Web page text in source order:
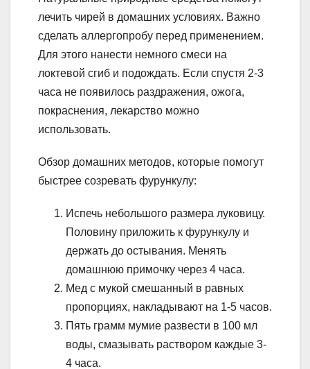
лечить чирей в домашних условиях. Важно
сделать аллергопробу перед применением.
Для этого нанести немного смеси на
локтевой сгиб и подождать. Если спустя 2-3
часа не появилось раздражения, ожога,
покраснения, лекарство можно
использовать.
Обзор домашних методов, которые помогут
быстрее созревать фурункулу:
Испечь небольшого размера луковицу.
Половину приложить к фурункулу и
держать до остывания. Менять
домашнюю примочку через 4 часа.
Мед с мукой смешанный в равных
пропорциях, накладывают на 1-5 часов.
Пять грамм мумие развести в 100 мл
воды, смазывать раствором каждые 3-
4 часа.